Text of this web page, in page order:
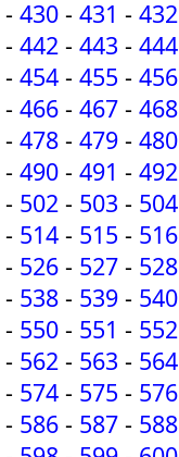
- 430 - 431 - 432
- 442 - 443 - 444
- 454 - 455 - 456
- 466 - 467 - 468
- 478 - 479 - 480
- 490 - 491 - 492
- 502 - 503 - 504
- 514 - 515 - 516
- 526 - 527 - 528
- 538 - 539 - 540
- 550 - 551 - 552
- 562 - 563 - 564
- 574 - 575 - 576
- 586 - 587 - 588